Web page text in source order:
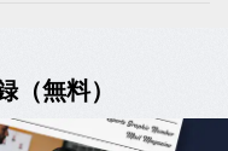
（無料）